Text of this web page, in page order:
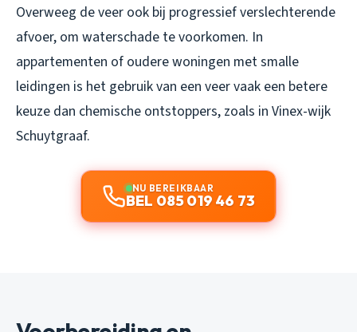
Overweeg de veer ook bij progressief verslechterende
afvoer, om waterschade te voorkomen. In
appartementen of oudere woningen met smalle
leidingen is het gebruik van een veer vaak een betere
keuze dan chemische ontstoppers, zoals in Vinex-wijk
Schuytgraaf.
NU BEREIKBAAR
BEL 085 019 46 73